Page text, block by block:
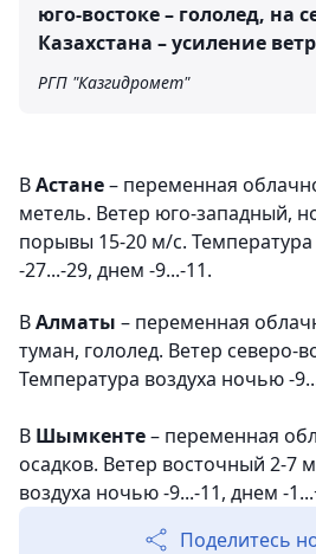
юго-востоке – гололед, на
Казахстана – усиление
РГП "Казгидромет"
ВАстане– переменная
метель. Ветер юго-западный,
порывы 15-20 м/с.
-27...-29, днем -9...-11.
ВАлматы – переменная
туман, гололед. Ветер северо-
Температура воздуха ночью -
В Шымкенте– переменная
осадков. Ветер восточный 2-7
воздуха ночью -9...-11, днем -
Поделитесь